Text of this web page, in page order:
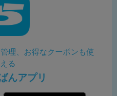
理、お得なクーポンも使
える
んアプリ